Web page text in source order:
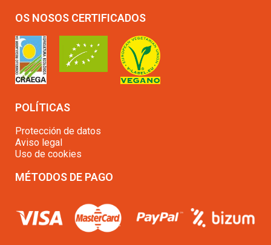
OS NOSOS CERTIFICADOS
POLÍTICAS
Protección de datos
Aviso legal
Uso de cookies
MÉTODOS DE PAGO